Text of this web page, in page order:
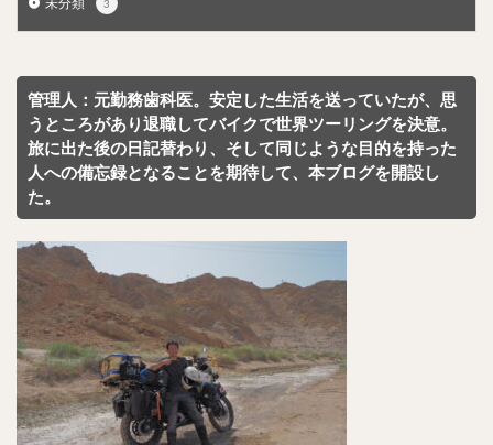
3
管理人：元勤務歯科医。安定した生活を送っていたが、思
うところがあり退職してバイクで世界ツーリングを決意。
旅に出た後の日記替わり、そして同じような目的を持った
人への備忘録となることを期待して、本ブログを開設し
た。